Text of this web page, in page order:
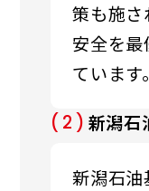
策も施さ
安全を
ています。
(2) 新潟石
新潟石